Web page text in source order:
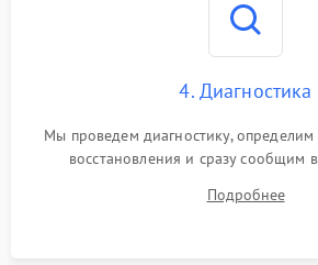
4. Диагностика
Мы проведем диагностику,
восстановления и сразу сообщим
Подробнее